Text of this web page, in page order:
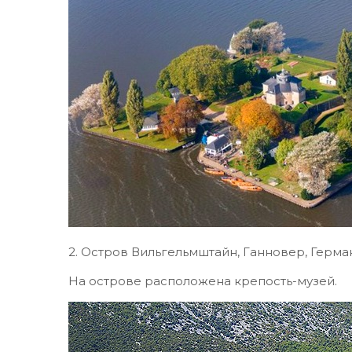
2. Остров Вильгельмштайн, Ганновер,
На острове расположена крепость-музей.